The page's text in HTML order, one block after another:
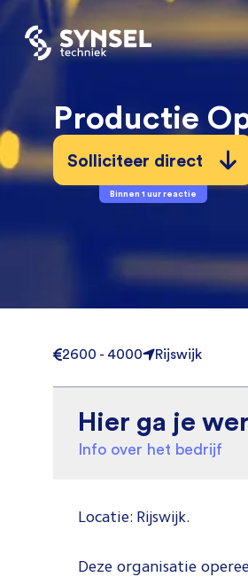
Productie
Solliciteer direct
Binnen 1 uur reactie
2600 - 4000 Rijswijk
Hier ga je
Info over het bedrijf
Locatie: Rijswijk.
Deze organisatie